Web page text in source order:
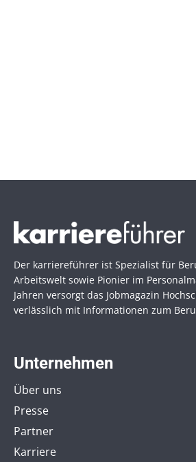
Der karriereführer ist Spezialist für
Arbeitswelt sowie Pionier im
Jahren versorgt das Jobmagazin
verlässlich mit Informationen zum
Unternehmen
Über uns
Presse
Partner
Karriere